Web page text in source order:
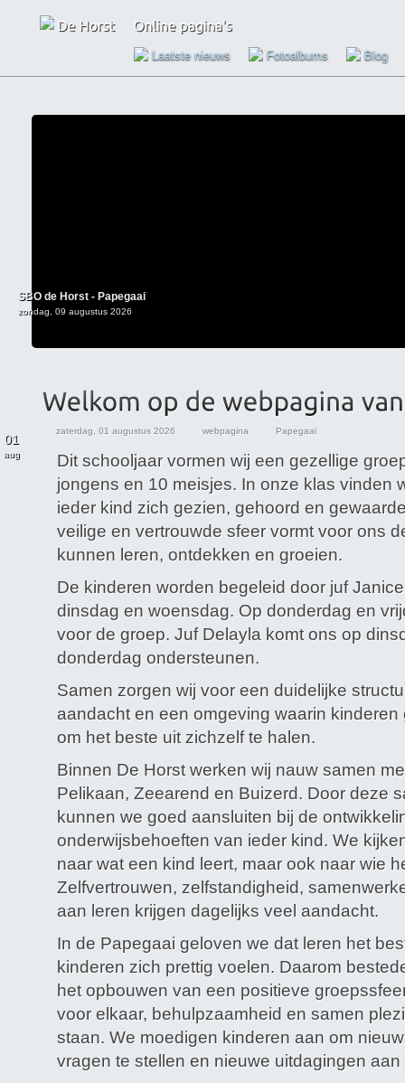
Laatste nieuws Fotoalbums Blog
SBO de Horst - Papegaai
zondag, 09 augustus 2026
01
aug
zaterdag, 01 augustus 2026 webpagina Papegaai
Dit schooljaar vormen wij een gezellige
jongens en 10 meisjes. In onze klas vinden
ieder kind zich gezien, gehoord en
veilige en vertrouwde sfeer vormt voor ons
kunnen leren, ontdekken en groeien.
De kinderen worden begeleid door juf
dinsdag en woensdag. Op donderdag en
voor de groep. Juf Delayla komt ons op
donderdag ondersteunen.
Samen zorgen wij voor een duidelijke
aandacht en een omgeving waarin
om het beste uit zichzelf te halen.
Binnen De Horst werken wij nauw samen
Pelikaan, Zeearend en Buizerd. Door deze
kunnen we goed aansluiten bij de
onderwijsbehoeften van ieder kind. We
naar wat een kind leert, maar ook naar wie
Zelfvertrouwen, zelfstandigheid,
aan leren krijgen dagelijks veel aandacht.
In de Papegaai geloven we dat leren het
kinderen zich prettig voelen. Daarom
het opbouwen van een positieve
voor elkaar, behulpzaamheid en samen
staan. We moedigen kinderen aan om
vragen te stellen en nieuwe uitdagingen aan